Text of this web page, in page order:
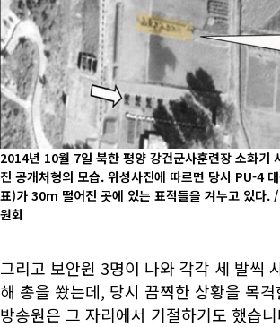
2014년 10월 7일 북한 평양 강건군사훈련장 소화기
진 공개처형의 모습. 위성사진에 따르면 당시 PU-4
표)가 30m 떨어진 곳에 있는 표적들을 겨누고 있다. /
원회
그리고 보안원 3명이 나와 각각 세 발씩
해 총을 쐈는데, 당시 끔찍한 상황을 목
방송원은 그 자리에서 기절하기도 했습